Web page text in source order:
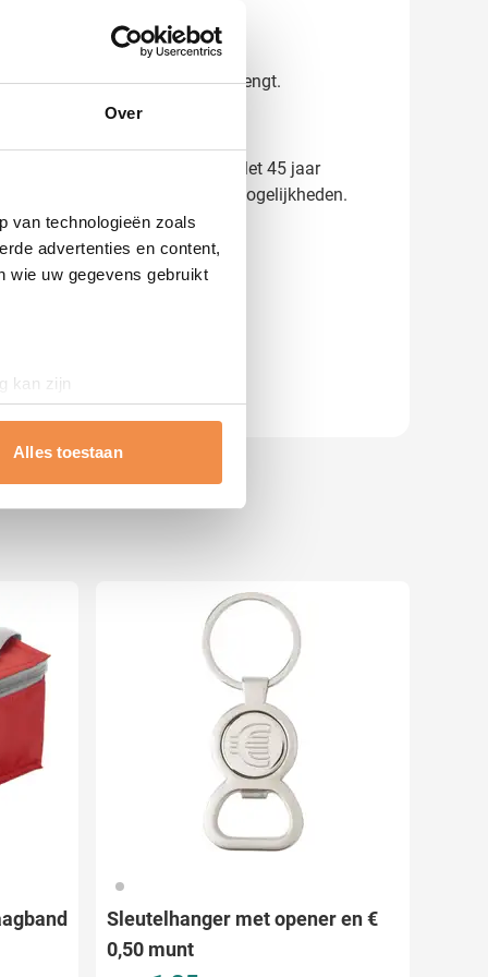
Over
van technologieën zoals
advertenties en content,
wie uw gegevens gebruikt
kan zijn
te bieden en om ons
partners voor social
Alles toestaan
positief onder de aandacht brengt.
en zie direct het resultaat. Met 45 jaar
over levertijden en mogelijkheden.
032
Sleutelhanger met opener en €
0,50 munt